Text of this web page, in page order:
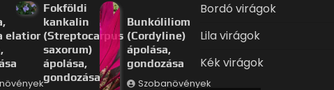
elatior
Fokföldi
kankalin
(Streptocarpus
saxorum)
ápolása,
gondozása
Bunkóliliom
(Cordyline)
ápolása,
gondozása
Szobanövények
Bordó virágok
Lila virágok
Kék virágok